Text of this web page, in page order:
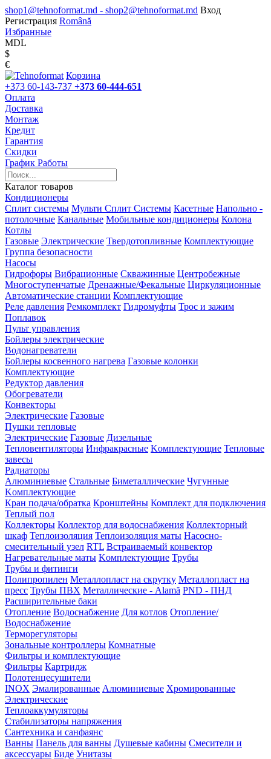
shop1@tehnoformat.md - shop2@tehnoformat.md Вход
Регистрация Română
Избранные
MDL
$
€
Корзина
+373 60-143-737 +373 60-444-651
Оплата
Доставка
Монтаж
Кредит
Гарантия
Скидки
График Работы
Каталог товаров
Кондиционеры
Сплит системы Мульти Сплит Системы Касетные Напольно -
потолочные Канальные Мобильные кондиционеры Колона
Котлы
Газовые Электрические Твердотопливные Комплектующие
Группа безопасности
Насосы
Гидрофоры Вибрационные Скважинные Центробежные
Многоступенчатые Дренажные/Фекальные Циркуляционные
Автоматические станции Комплектующие
Реле давления Ремкомплект Гидромуфты Трос и зажим
Поплавок
Пульт управления
Бойлеры электрические
Водонагреватели
Бойлеры косвенного нагрева Газовые колонки
Комплектующие
Редуктор давления
Обогреватели
Конвекторы
Электрические Газовые
Пушки тепловые
Электрические Газовые Дизельные
Тепловентиляторы Инфракрасные Kомплектующие Тепловые
завесы
Радиаторы
Алюминиевые Стальные Биметаллические Чугунные
Kомплектующие
Кран подача/обратка Кронштейны Комплект для подключения
Теплый пол
Коллекторы Коллектор для водоснабжения Коллекторный
шкаф Теплоизоляция Теплоизоляция маты Насосно-
смесительный узел RTL Встраиваемый конвектор
Нагревательные маты Kомплектующие Трубы
Трубы и фитинги
Полипропилен Металлопласт на скрутку Металлопласт на
пресс Трубы ПВХ Металлические - Alamă PND - ПНД
Расширительные баки
Отопление Водоснабжение Для котлов Отопление/
Водоснабжение
Терморегуляторы
Зональные контроллеры Комнатные
Фильтры и комплектующие
Фильтры Картридж
Полотенцесушители
INOX Эмалированные Алюминиевые Хромированные
Электрические
Теплоаккумуляторы
Стабилизаторы напряжения
Сантехника и санфаянс
Ванны Панель для ванны Душевые кабины Смесители и
аксессуары Биде Унитазы